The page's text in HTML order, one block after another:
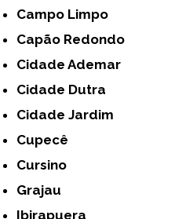
Campo Limpo
Capão Redondo
Cidade Ademar
Cidade Dutra
Cidade Jardim
Cupecê
Cursino
Grajau
Ibirapuera